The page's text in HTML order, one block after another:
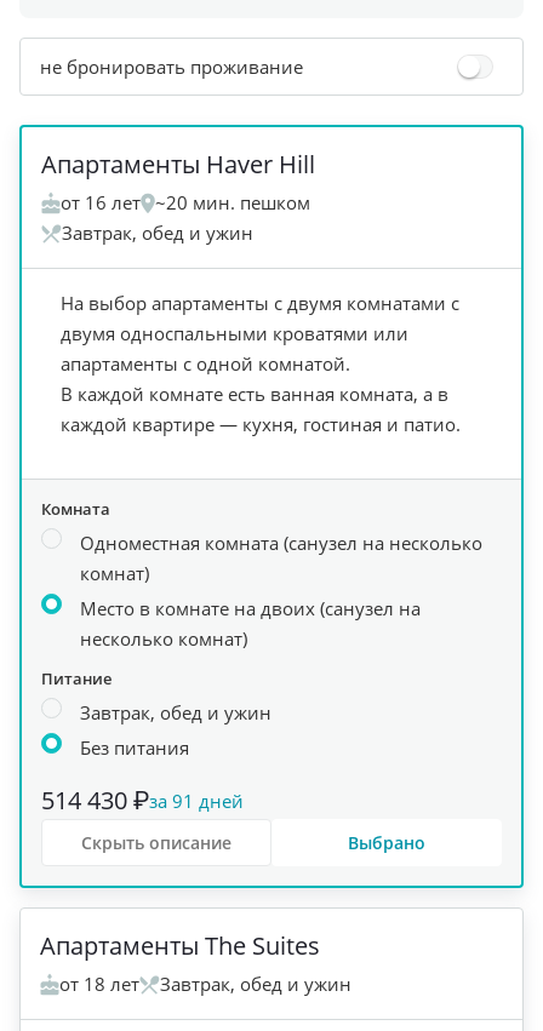
не бронировать проживание
+7
Апартаменты Haver Hill
от 16 лет ~20 мин. пешком
Завтрак, обед и ужин
На выбор апартаменты с двумя комнатами с
двумя односпальными кроватями или
апартаменты с одной комнатой.
В каждой комнате есть ванная комната, а в
каждой квартире — кухня, гостиная и патио.
Комната
Одноместная комната (санузел на несколько
комнат)
Место в комнате на двоих (санузел на
несколько комнат)
Питание
Завтрак, обед и ужин
Без питания
514 430 ₽за 91 дней
Выбрано
Скрыть описание
Апартаменты The Suites
от 18 лет Завтрак, обед и ужин